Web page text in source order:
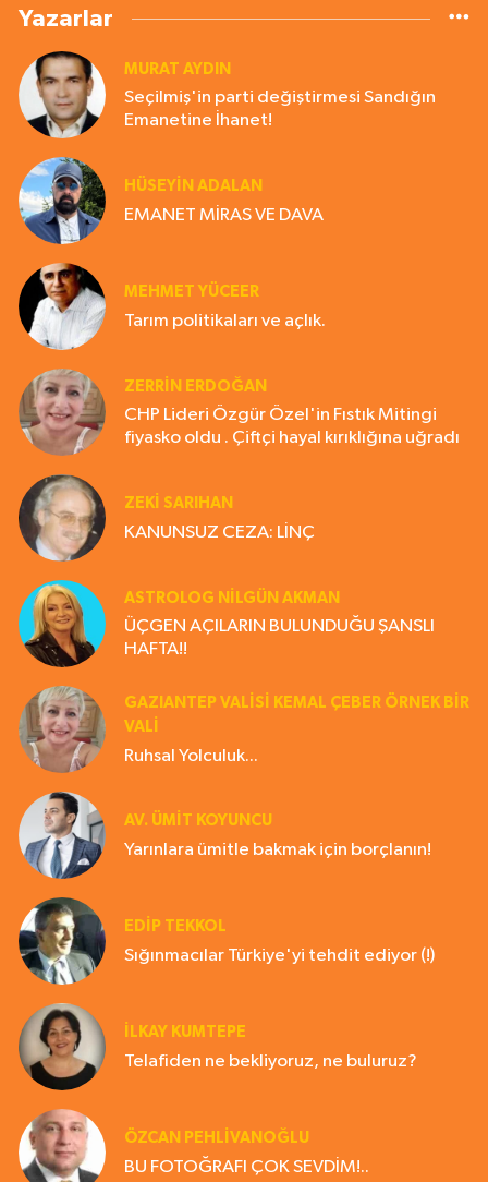
Yazarlar
MURAT AYDIN
Seçilmiş'in parti değiştirmesi Sandığın
Emanetine İhanet!
HÜSEYIN ADALAN
EMANET MİRAS VE DAVA
MEHMET YÜCEER
Tarım politikaları ve açlık.
ZERRIN ERDOĞAN
CHP Lideri Özgür Özel'in Fıstık Mitingi
fiyasko oldu . Çiftçi hayal kırıklığına uğradı
ZEKI SARIHAN
KANUNSUZ CEZA: LİNÇ
ASTROLOG NILGÜN AKMAN
ÜÇGEN AÇILARIN BULUNDUĞU ŞANSLI
HAFTA!!
GAZIANTEP VALISI KEMAL ÇEBER ÖRNEK BİR
VALİ
Ruhsal Yolculuk...
AV. ÜMIT KOYUNCU
Yarınlara ümitle bakmak için borçlanın!
EDIP TEKKOL
Sığınmacılar Türkiye'yi tehdit ediyor (!)
İLKAY KUMTEPE
Telafiden ne bekliyoruz, ne buluruz?
ÖZCAN PEHLİVANOĞLU
BU FOTOĞRAFI ÇOK SEVDİM!..